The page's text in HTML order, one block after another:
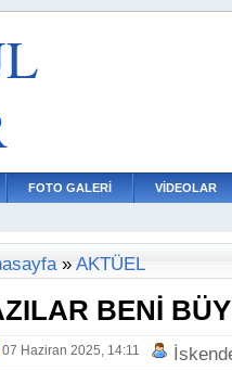
FOTO GALERİ VİDEOLAR
» AKTÜEL
BENİ
07 Haziran 2025, 14:11